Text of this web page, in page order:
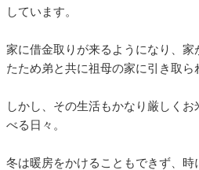
しています。
家に借金取りが来るようになり、家
たため弟と共に祖母の家に引き取ら
しかし、その生活もかなり厳しく
べる日々。
冬は暖房をかけることもできず、